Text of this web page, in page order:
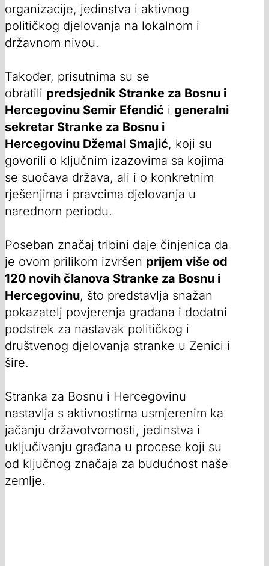
organizacije, jedinstva i aktivnog
političkog djelovanja na lokalnom i
državnom nivou.
Također, prisutnima su se
obratili predsjednik Stranke za Bosnu i
Hercegovinu Semir Efendić i generalni
sekretar Stranke za Bosnu i
Hercegovinu Džemal Smajić, koji su
govorili o ključnim izazovima sa kojima
se suočava država, ali i o konkretnim
rješenjima i pravcima djelovanja u
narednom periodu.
Poseban značaj tribini daje činjenica da
je ovom prilikom izvršen prijem više od
120 novih članova Stranke za Bosnu i
Hercegovinu, što predstavlja snažan
pokazatelj povjerenja građana i dodatni
podstrek za nastavak političkog i
društvenog djelovanja stranke u Zenici i
šire.
Stranka za Bosnu i Hercegovinu
nastavlja s aktivnostima usmjerenim ka
jačanju državotvornosti, jedinstva i
uključivanju građana u procese koji su
od ključnog značaja za budućnost naše
zemlje.